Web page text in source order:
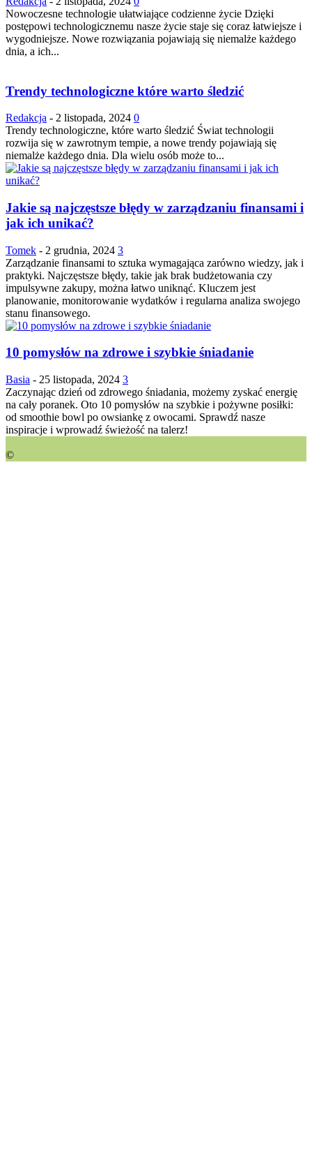
Nowoczesne technologie ułatwiające codzienne życie Dzięki
postępowi technologicznemu nasze życie staje się coraz łatwiejsze i
wygodniejsze. Nowe rozwiązania pojawiają się niemalże każdego
dnia, a ich...
Trendy technologiczne które warto śledzić
Redakcja - 2 listopada, 2024 0
Trendy technologiczne, które warto śledzić Świat technologii
rozwija się w zawrotnym tempie, a nowe trendy pojawiają się
niemalże każdego dnia. Dla wielu osób może to...
Jakie są najczęstsze błędy w zarządzaniu finansami i
jak ich unikać?
Tomek - 2 grudnia, 2024 3
Zarządzanie finansami to sztuka wymagająca zarówno wiedzy, jak i
praktyki. Najczęstsze błędy, takie jak brak budżetowania czy
impulsywne zakupy, można łatwo uniknąć. Kluczem jest
planowanie, monitorowanie wydatków i regularna analiza swojego
stanu finansowego.
10 pomysłów na zdrowe i szybkie śniadanie
Basia - 25 listopada, 2024 3
Zaczynając dzień od zdrowego śniadania, możemy zyskać energię
na cały poranek. Oto 10 pomysłów na szybkie i pożywne posiłki:
od smoothie bowl po owsiankę z owocami. Sprawdź nasze
inspiracje i wprowadź świeżość na talerz!
©